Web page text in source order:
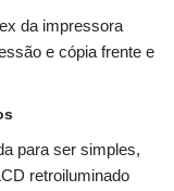
da impressora
e cópia frente e
para ser simples,
retroiluminado